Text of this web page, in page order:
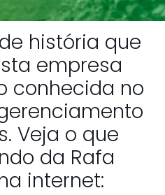
história que
empresa
conhecida no
Veja o que
da Rafa
internet: